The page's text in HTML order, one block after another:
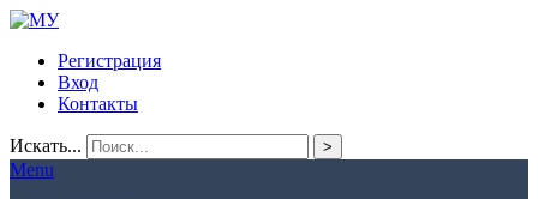
Регистрация
Вход
Контакты
Искать... >
Menu